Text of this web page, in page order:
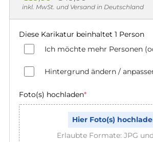
Preis
inkl. MwSt. und Versand in Deutschland
Diese Karikatur beinhaltet 1 Person
Ich möchte mehr Personen
Hintergrund ändern /
Foto(s) hochladen*
Hier Foto(s)
Erlaubte Formate: JPG